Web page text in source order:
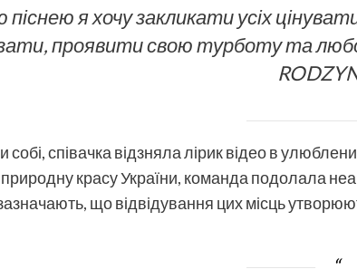
піснею я хочу закликати усіх
проявити свою турботу та
співачка відзняла лірик відео в
красу України, команда подолала
що відвідування цих місць